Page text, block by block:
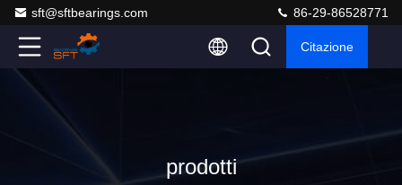
sft@sftbearings.com 86-29-86528771
Citazione
prodotti